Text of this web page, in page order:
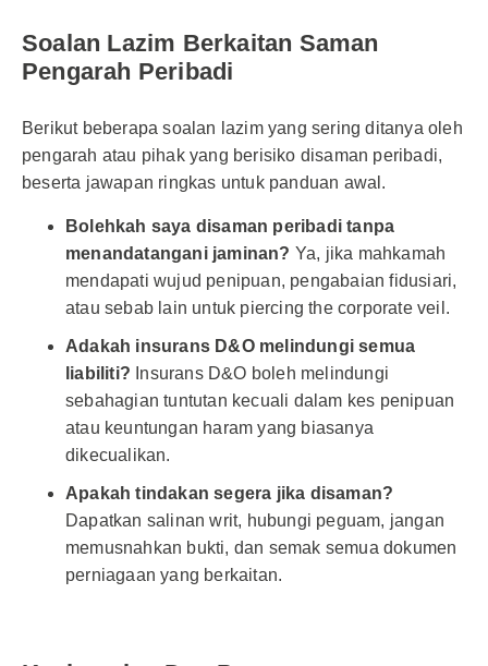
Soalan Lazim Berkaitan Saman
Pengarah Peribadi
Berikut beberapa soalan lazim yang sering ditanya oleh
pengarah atau pihak yang berisiko disaman peribadi,
beserta jawapan ringkas untuk panduan awal.
Bolehkah saya disaman peribadi tanpa
menandatangani jaminan? Ya, jika mahkamah
mendapati wujud penipuan, pengabaian fidusiari,
atau sebab lain untuk piercing the corporate veil.
Adakah insurans D&O melindungi semua
liabiliti? Insurans D&O boleh melindungi
sebahagian tuntutan kecuali dalam kes penipuan
atau keuntungan haram yang biasanya
dikecualikan.
Apakah tindakan segera jika disaman?
Dapatkan salinan writ, hubungi peguam, jangan
memusnahkan bukti, dan semak semua dokumen
perniagaan yang berkaitan.